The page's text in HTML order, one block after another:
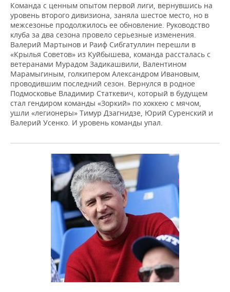
Команда с ценным опытом первой лиги, вернувшись на
уровень второго дивизиона, заняла шестое место, но в
межсезонье продолжилось ее обновление. Руководство
клуба за два сезона провело серьезные изменения.
Валерий Мартынов и Раиф Сибгатуллин перешли в
«Крылья Советов» из Куйбышева, команда рассталась с
ветеранами Мурадом Задикашвили, Валентином
Марамыгиным, голкипером Александром Ивановым,
проводившим последний сезон. Вернулся в родное
Подмосковье Владимир Статкевич, который в будущем
стал гендиром команды «Зоркий» по хоккею с мячом,
ушли «легионеры» Тимур Дзагнидзе, Юрий Суренский и
Валерий Усенко. И уровень команды упал.